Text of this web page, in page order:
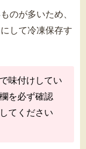
のが多いため、
して冷凍保存す
味付けしてい
を必ず確認
てください